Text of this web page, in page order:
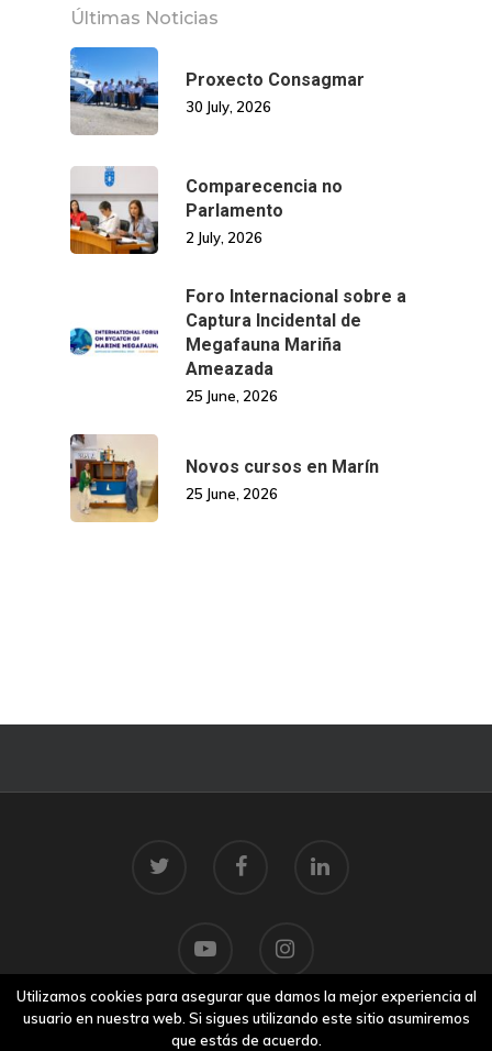
Últimas Noticias
Proxecto Consagmar
30 July, 2026
Comparecencia no
Parlamento
2 July, 2026
Foro Internacional sobre a
Captura Incidental de
Megafauna Mariña
Ameazada
25 June, 2026
Novos cursos en Marín
25 June, 2026
© 2026 Centro Tecnolóxico do Mar.
Utilizamos cookies para asegurar que damos la mejor experiencia al
usuario en nuestra web. Si sigues utilizando este sitio asumiremos
que estás de acuerdo.